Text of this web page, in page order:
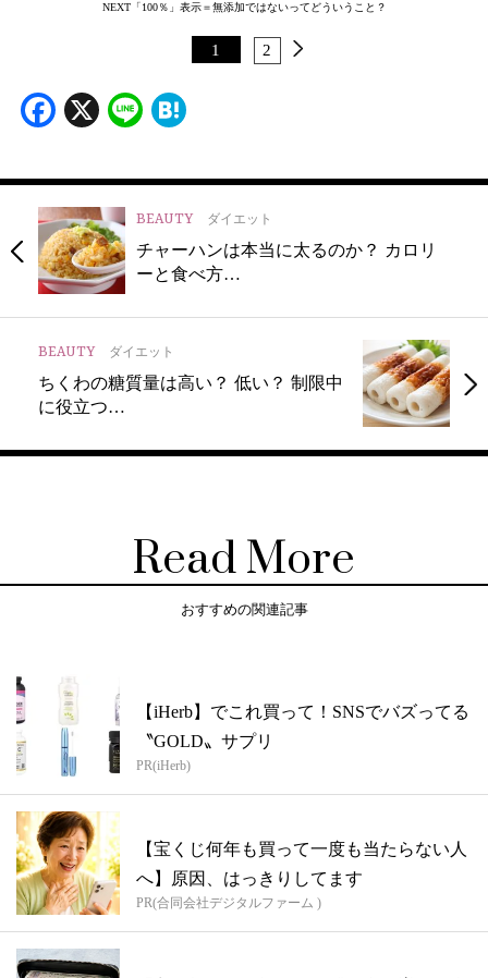
NEXT「100％」表示＝無添加ではないってどういうこと？
1 2
Facebook
X Line
BEAUTY ダイエット
チャーハンは本当に太るのか？ カロリ
ーと食べ方…
BEAUTY ダイエット
ちくわの糖質量は高い？ 低い？ 制限中
に役立つ…
Read More
おすすめの関連記事
【iHerb】でこれ買って！SNSでバズってる
〝GOLD〟サプリ
PR(iHerb)
【宝くじ何年も買って一度も当たらない人
へ】原因、はっきりしてます
PR(合同会社デジタルファーム )